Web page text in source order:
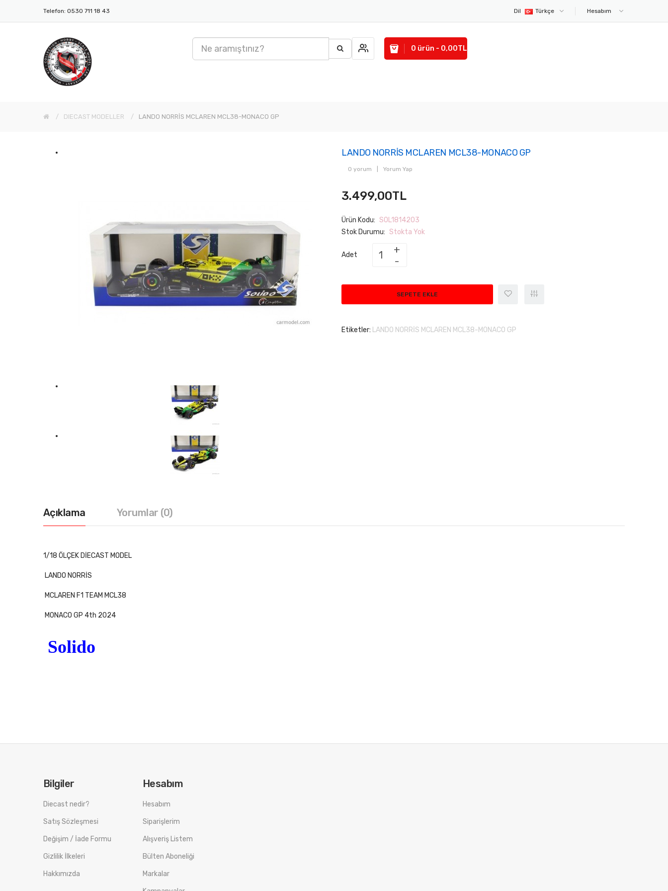
Telefon: 0530 711 18 43 Dil Türkçe Hesabım
0 ürün - 0,00TL
DIECAST MODELLER LANDO NORRİS MCLAREN MCL38-MONACO GP
LANDO NORRİS MCLAREN MCL38-MONACO GP
0 yorum Yorum Yap
3.499,00TL
Ürün Kodu: SOL1814203
Stok Durumu: Stokta Yok
Adet
SEPETE EKLE
Etiketler: LANDO NORRİS MCLAREN MCL38-MONACO GP
Açıklama Yorumlar (0)
1/18 ÖLÇEK DİECAST MODEL
LANDO NORRİS
MCLAREN F1 TEAM MCL38
MONACO GP 4th 2024
Solido
Bilgiler
Diecast nedir?
Satış Sözleşmesi
Değişim / İade Formu
Gizlilik İlkeleri
Hakkımızda
Hesabım
Hesabım
Siparişlerim
Alışveriş Listem
Bülten Aboneliği
Markalar